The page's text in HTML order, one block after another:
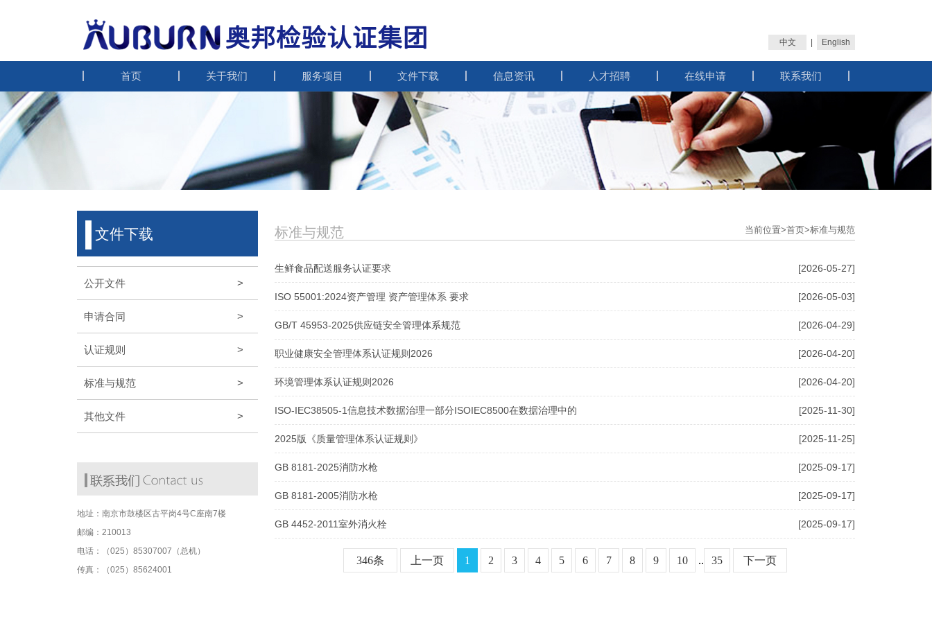
中文 English
首页 关于我们 服务项目 文件下载 信息资讯 人才招聘 在线申请 联系我们
文件下载
公开文件 >
申请合同 >
认证规则 >
标准与规范 >
其他文件 >
地址： 南京市鼓楼区古平岗4号C座南7楼
邮编： 210013
电话：
（025）85307007（总机）
传真：
（025）85624001
标准与规范 当前位置>首页>标准与规范
生鲜食品配送服务认证要求 [2026-05-27]
ISO 55001:2024资产管理 资产管理体系 要求 [2026-05-03]
GB/T 45953-2025供应链安全管理体系规范 [2026-04-29]
职业健康安全管理体系认证规则2026 [2026-04-20]
环境管理体系认证规则2026 [2026-04-20]
ISO-IEC38505-1信息技术数据治理一部分ISOIEC8500在数据治理中的 [2025-11-30]
2025版《质量管理体系认证规则》 [2025-11-25]
GB 8181-2025消防水枪 [2025-09-17]
GB 8181-2005消防水枪 [2025-09-17]
GB 4452-2011室外消火栓 [2025-09-17]
346条 上一页 1 2 3 4 5 6 7 8 9 10 .. 35 下一页